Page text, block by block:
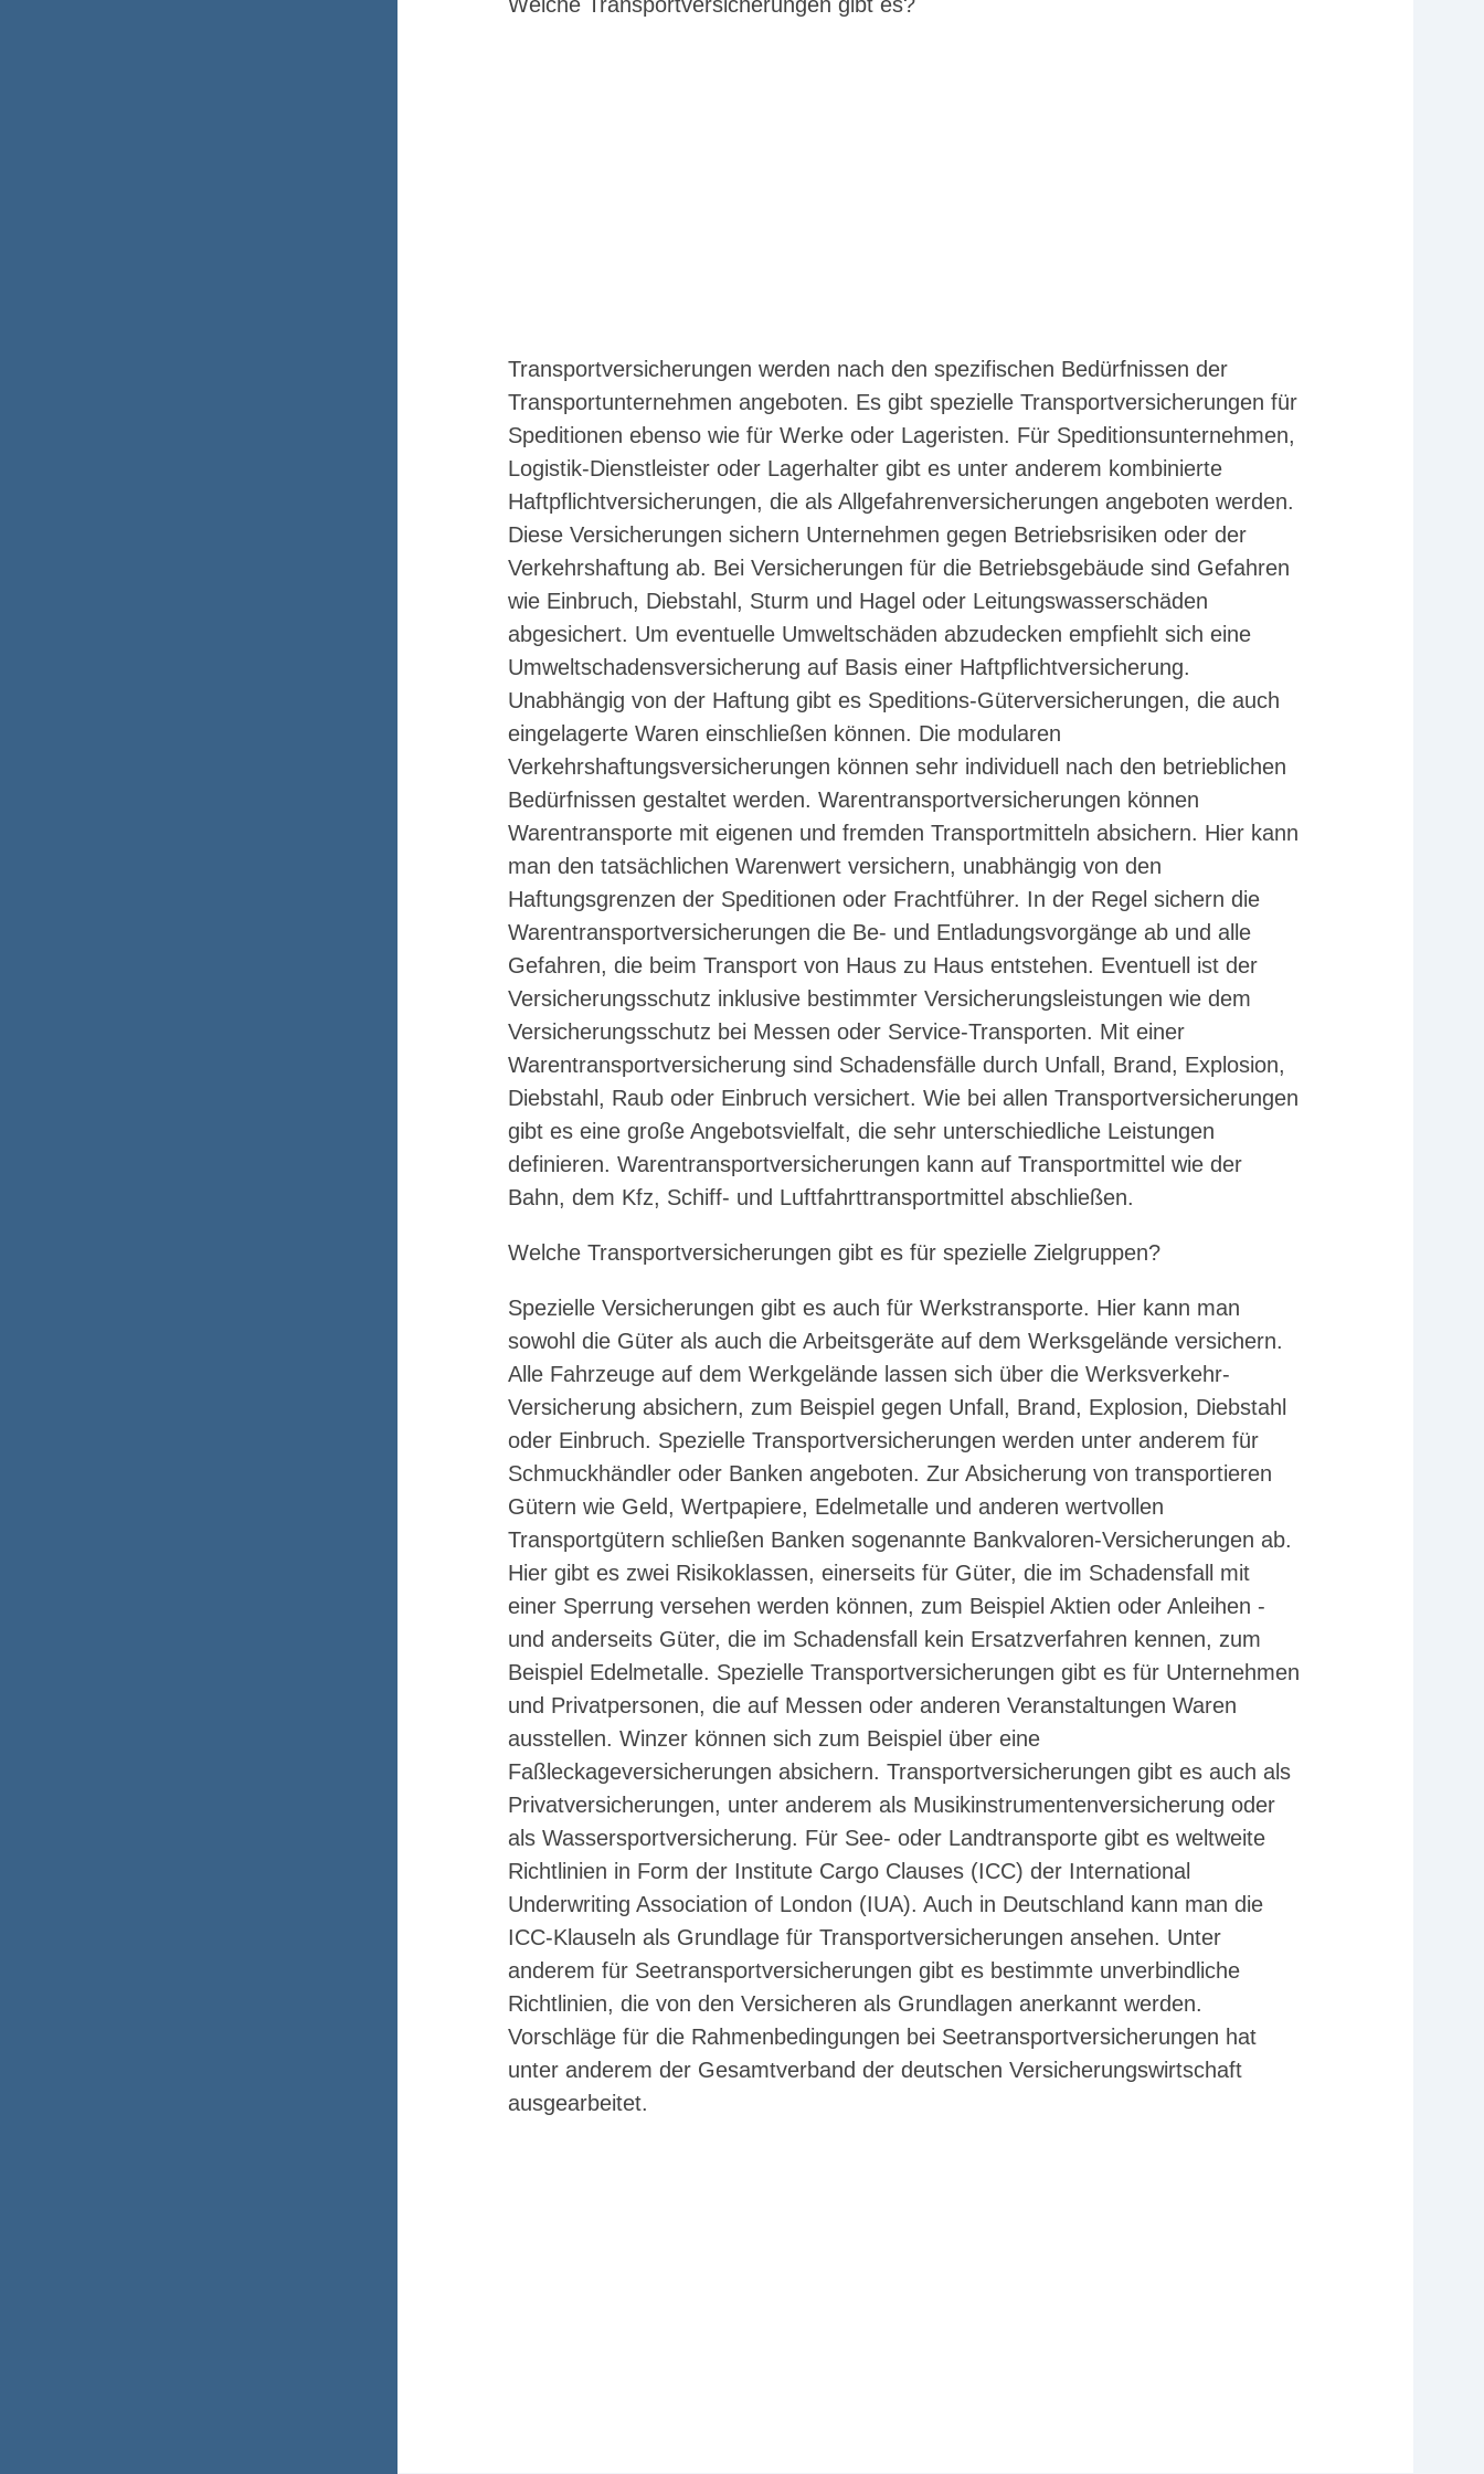
Transportversicherungen werden nach den spezifischen Bedürfnissen der
Transportunternehmen angeboten. Es gibt spezielle Transportversicherungen für
Speditionen ebenso wie für Werke oder Lageristen. Für Speditionsunternehmen,
Logistik-Dienstleister oder Lagerhalter gibt es unter anderem kombinierte
Haftpflichtversicherungen, die als Allgefahrenversicherungen angeboten werden.
Diese Versicherungen sichern Unternehmen gegen Betriebsrisiken oder der
Verkehrshaftung ab. Bei Versicherungen für die Betriebsgebäude sind Gefahren
wie Einbruch, Diebstahl, Sturm und Hagel oder Leitungswasserschäden
abgesichert. Um eventuelle Umweltschäden abzudecken empfiehlt sich eine
Umweltschadensversicherung auf Basis einer Haftpflichtversicherung.
Unabhängig von der Haftung gibt es Speditions-Güterversicherungen, die auch
eingelagerte Waren einschließen können. Die modularen
Verkehrshaftungsversicherungen können sehr individuell nach den betrieblichen
Bedürfnissen gestaltet werden. Warentransportversicherungen können
Warentransporte mit eigenen und fremden Transportmitteln absichern. Hier kann
man den tatsächlichen Warenwert versichern, unabhängig von den
Haftungsgrenzen der Speditionen oder Frachtführer. In der Regel sichern die
Warentransportversicherungen die Be- und Entladungsvorgänge ab und alle
Gefahren, die beim Transport von Haus zu Haus entstehen. Eventuell ist der
Versicherungsschutz inklusive bestimmter Versicherungsleistungen wie dem
Versicherungsschutz bei Messen oder Service-Transporten. Mit einer
Warentransportversicherung sind Schadensfälle durch Unfall, Brand, Explosion,
Diebstahl, Raub oder Einbruch versichert. Wie bei allen Transportversicherungen
gibt es eine große Angebotsvielfalt, die sehr unterschiedliche Leistungen
definieren. Warentransportversicherungen kann auf Transportmittel wie der
Bahn, dem Kfz, Schiff- und Luftfahrttransportmittel abschließen.
Welche Transportversicherungen gibt es für spezielle Zielgruppen?
Spezielle Versicherungen gibt es auch für Werkstransporte. Hier kann man
sowohl die Güter als auch die Arbeitsgeräte auf dem Werksgelände versichern.
Alle Fahrzeuge auf dem Werkgelände lassen sich über die Werksverkehr-
Versicherung absichern, zum Beispiel gegen Unfall, Brand, Explosion, Diebstahl
oder Einbruch. Spezielle Transportversicherungen werden unter anderem für
Schmuckhändler oder Banken angeboten. Zur Absicherung von transportieren
Gütern wie Geld, Wertpapiere, Edelmetalle und anderen wertvollen
Transportgütern schließen Banken sogenannte Bankvaloren-Versicherungen ab.
Hier gibt es zwei Risikoklassen, einerseits für Güter, die im Schadensfall mit
einer Sperrung versehen werden können, zum Beispiel Aktien oder Anleihen -
und anderseits Güter, die im Schadensfall kein Ersatzverfahren kennen, zum
Beispiel Edelmetalle. Spezielle Transportversicherungen gibt es für Unternehmen
und Privatpersonen, die auf Messen oder anderen Veranstaltungen Waren
ausstellen. Winzer können sich zum Beispiel über eine
Faßleckageversicherungen absichern. Transportversicherungen gibt es auch als
Privatversicherungen, unter anderem als Musikinstrumentenversicherung oder
als Wassersportversicherung. Für See- oder Landtransporte gibt es weltweite
Richtlinien in Form der Institute Cargo Clauses (ICC) der International
Underwriting Association of London (IUA). Auch in Deutschland kann man die
ICC-Klauseln als Grundlage für Transportversicherungen ansehen. Unter
anderem für Seetransportversicherungen gibt es bestimmte unverbindliche
Richtlinien, die von den Versicheren als Grundlagen anerkannt werden.
Vorschläge für die Rahmenbedingungen bei Seetransportversicherungen hat
unter anderem der Gesamtverband der deutschen Versicherungswirtschaft
ausgearbeitet.